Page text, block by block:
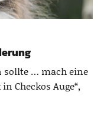
sollte … mach eine
Checkos Auge“,